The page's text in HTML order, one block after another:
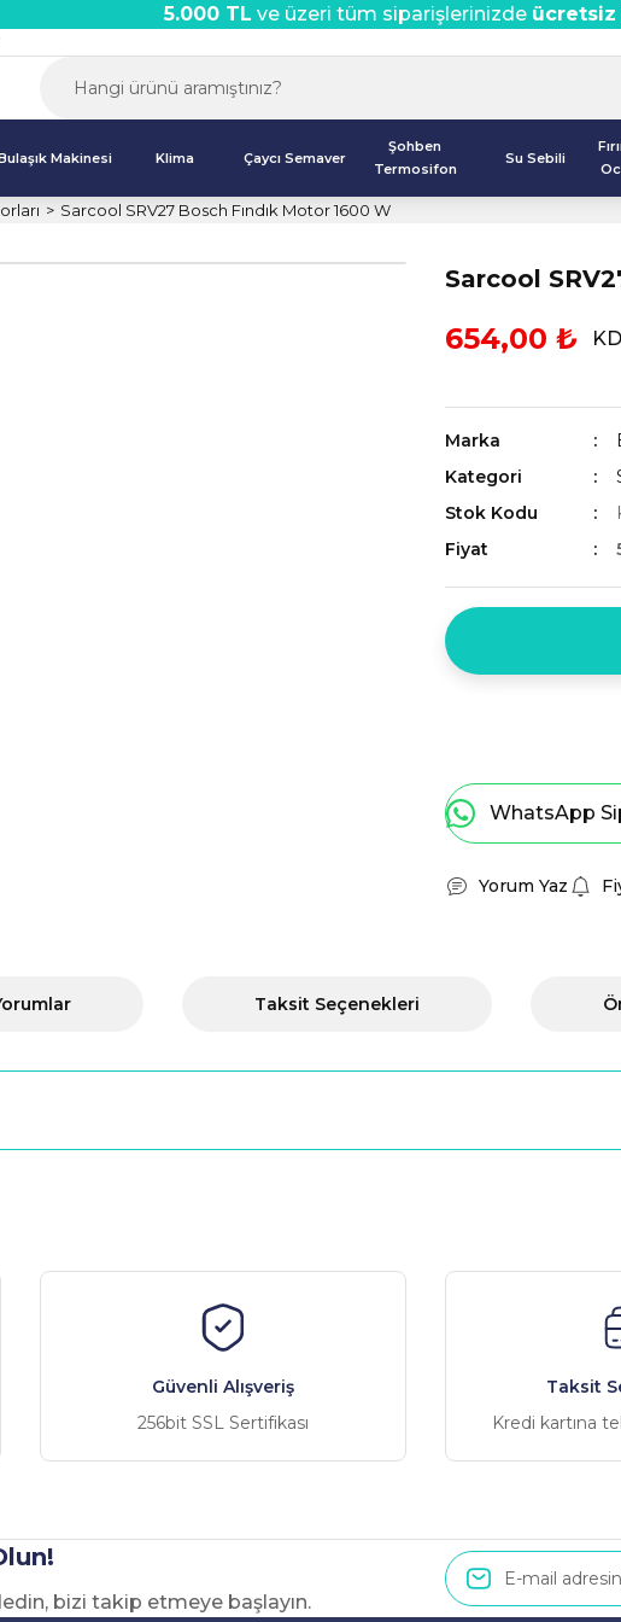
5.000 TL ve üzeri tüm siparişlerinizde ücretsiz
Makinesi Klima Çaycı Semaver
Şohben
Termosifon
Su Sebili
Sarcool SRV27 Bosch Fındık Motor 1600 W
Sarcool
654,00 ₺
Marka
Kategori
Stok Kodu
Fiyat
WhatsApp
Yorum Yaz
Taksit Seçenekleri
Gönder
Güvenli Alışveriş
256bit SSL Sertifikası
Taksit
Kredi kartına
bizi takip etmeye başlayın.